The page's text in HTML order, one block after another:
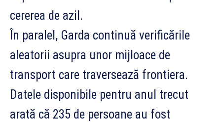
cererea de azil.
În paralel, Garda continuă verificările
aleatorii asupra unor mijloace de
transport care traversează frontiera.
Datele disponibile pentru anul trecut
arată că 235 de persoane au fost